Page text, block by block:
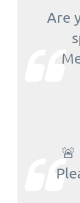
Are
🚨